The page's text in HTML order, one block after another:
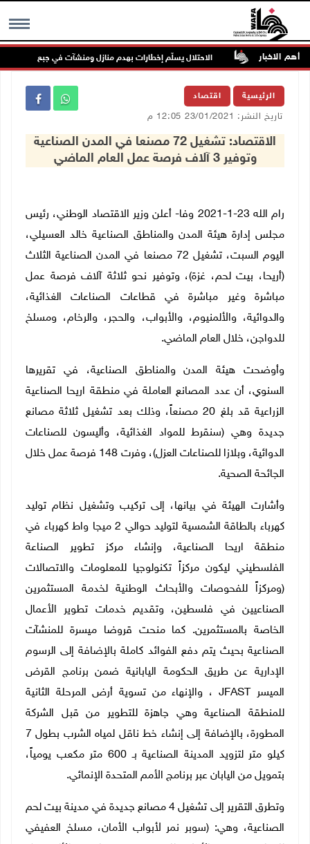
MENU أهم الاخبار الاحتلال يسلّم إخطارات بهدم منازل ومنشآت في جبع شمال القدس
الرئيسية اقتصاد
تاريخ النشر: 23/01/2021 12:05 م
الاقتصاد: تشغيل 72 مصنعا في المدن الصناعية
وتوفير 3 آلاف فرصة عمل العام الماضي
رام الله 23-1-2021 وفا- أعلن وزير الاقتصاد الوطني، رئيس
مجلس إدارة هيئة المدن والمناطق الصناعية خالد العسيلي،
اليوم السبت، تشغيل 72 مصنعا في المدن الصناعية الثلاث
(أريحا، بيت لحم، غزة)، وتوفير نحو ثلاثة آلاف فرصة عمل
مباشرة وغير مباشرة في قطاعات الصناعات الغذائية،
والدوائية، والألمنيوم، والأبواب، والحجر، والرخام، ومسلخ
للدواجن، خلال العام الماضي.
وأوضحت هيئة المدن والمناطق الصناعية، في تقريرها
السنوي، أن عدد المصانع العاملة في منطقة اريحا الصناعية
الزراعية قد بلغ 20 مصنعاً، وذلك بعد تشغيل ثلاثة مصانع
جديدة وهي (سنقرط للمواد الغذائية، وأليسون للصناعات
الدوائية، وبلازا للصناعات العزل)، وفرت 148 فرصة عمل خلال
الجائحة الصحية.
وأشارت الهيئة في بيانها، إلى تركيب وتشغيل نظام توليد
كهرباء بالطاقة الشمسية لتوليد حوالي 2 ميجا واط كهرباء في
منطقة اريحا الصناعية، وإنشاء مركز تطوير الصناعة
الفلسطيني ليكون مركزاً تكنولوجيا للمعلومات والاتصالات
(ومركزاً للفحوصات والأبحاث الوطنية لخدمة المستثمرين
الصناعيين في فلسطين، وتقديم خدمات تطوير الأعمال
الخاصة بالمستثمرين. كما منحت قروضا ميسرة للمنشآت
الصناعية بحيث يتم دفع الفوائد كاملة بالإضافة إلى الرسوم
الإدارية عن طريق الحكومة اليابانية ضمن برنامج القرض
الميسر JFAST ، والإنهاء من تسوية أرض المرحلة الثانية
للمنطقة الصناعية وهي جاهزة للتطوير من قبل الشركة
المطورة، بالإضافة إلى إنشاء خط ناقل لمياه الشرب بطول 7
كيلو متر لتزويد المدينة الصناعية بـ 600 متر مكعب يومياً،
بتمويل من اليابان عبر برنامج الأمم المتحدة الإنمائي.
وتطرق التقرير إلى تشغيل 4 مصانع جديدة في مدينة بيت لحم
الصناعية، وهي: (سوبر نمر لأبواب الأمان، مسلخ العفيفي